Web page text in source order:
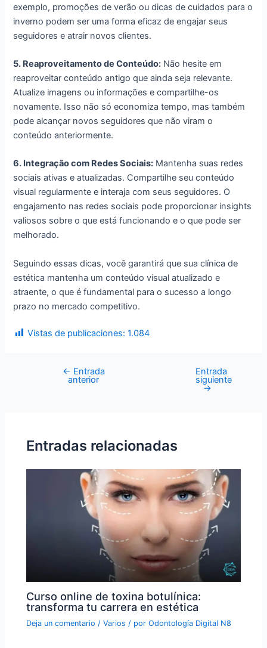
exemplo, promoções de verão ou dicas de cuidados para o
inverno podem ser uma forma eficaz de engajar seus
seguidores e atrair novos clientes.
5. Reaproveitamento de Conteúdo: Não hesite em
reaproveitar conteúdo antigo que ainda seja relevante.
Atualize imagens ou informações e compartilhe-os
novamente. Isso não só economiza tempo, mas também
pode alcançar novos seguidores que não viram o
conteúdo anteriormente.
6. Integração com Redes Sociais: Mantenha suas redes
sociais ativas e atualizadas. Compartilhe seu conteúdo
visual regularmente e interaja com seus seguidores. O
engajamento nas redes sociais pode proporcionar insights
valiosos sobre o que está funcionando e o que pode ser
melhorado.
Seguindo essas dicas, você garantirá que sua clínica de
estética mantenha um conteúdo visual atualizado e
atraente, o que é fundamental para o sucesso a longo
prazo no mercado competitivo.
Vistas de publicaciones: 1.084
← Entrada
anterior
Entrada
siguiente
→
Entradas relacionadas
Curso online de toxina botulínica:
transforma tu carrera en estética
Deja un comentario /Varios / porOdontología Digital N8